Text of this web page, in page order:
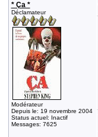
* Ça *
Déclamateur
Modérateur
Depuis le: 19 novembre 2004
Status actuel: Inactif
Messages: 7625